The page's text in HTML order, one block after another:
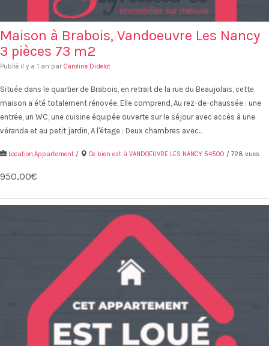
Maison à Brabois, Vandoeuvre Les Nancy
3 pièces 73 m2
Publié il y a 1 an par Caroline Didelot
Située dans le quartier de Brabois, en retrait de la rue du Beaujolais, cette
maison a été totalement rénovée, Elle comprend, Au rez-de-chaussée : une
entrée, un WC, une cuisine équipée ouverte sur le séjour avec accès à une
véranda et au petit jardin, A l'étage : Deux chambres avec...
Location,Appartement / Ce bien est à VANDOEUVRE LES NANCY 54500 / 728 vues
950,00€